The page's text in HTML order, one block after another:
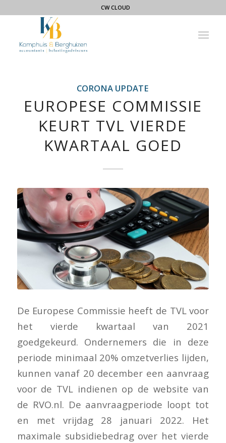
CW CLOUD
CORONA UPDATE
EUROPESE COMMISSIE
KEURT TVL VIERDE
KWARTAAL GOED
De Europese Commissie heeft de TVL voor
het vierde kwartaal van 2021
goedgekeurd. Ondernemers die in deze
periode minimaal 20% omzetverlies lijden,
kunnen vanaf 20 december een aanvraag
voor de TVL indienen op de website van
de RVO.nl. De aanvraagperiode loopt tot
en met vrijdag 28 januari 2022. Het
maximale subsidiebedrag over het vierde